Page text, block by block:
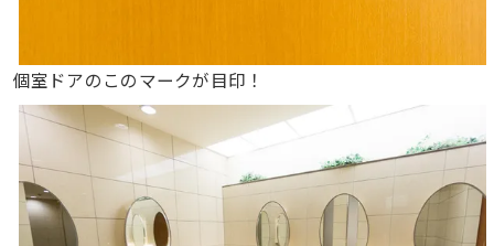
個室ドアのこのマークが目印！